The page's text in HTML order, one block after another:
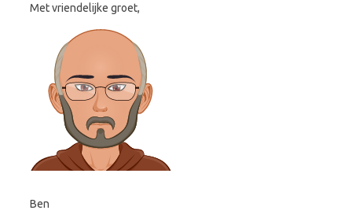
Met vriendelijke groet,
Ben